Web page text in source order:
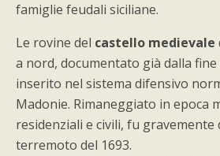
famiglie feudali siciliane.
Le rovine del castello medievale
a nord, documentato già dalla fine
inserito nel sistema difensivo
Madonie. Rimaneggiato in epoca
residenziali e civili, fu
terremoto del 1693.